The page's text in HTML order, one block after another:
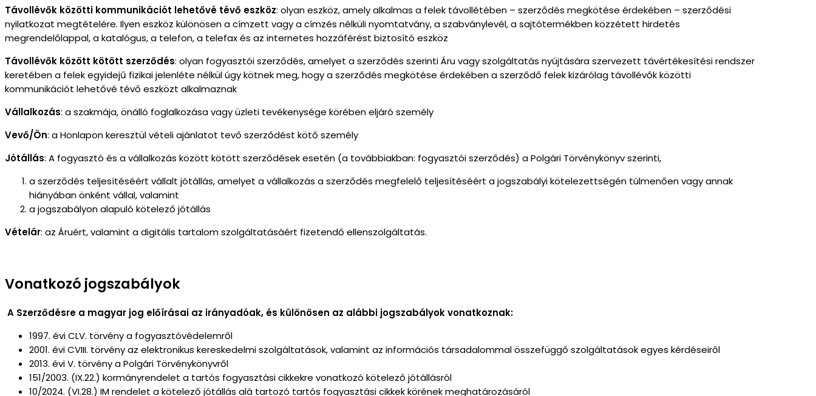
Távollévők közötti kommunikációt lehetővé tévő eszköz: olyan eszköz, amely alkalmas a felek távollétében – szerződés megkötése érdekében – szerződési
nyilatkozat megtételére. Ilyen eszköz különösen a címzett vagy a címzés nélküli nyomtatvány, a szabványlevél, a sajtótermékben közzétett hirdetés
megrendelőlappal, a katalógus, a telefon, a telefax és az internetes hozzáférést biztosító eszköz
Távollévők között kötött szerződés: olyan fogyasztói szerződés, amelyet a szerződés szerinti Áru vagy szolgáltatás nyújtására szervezett távértékesítési rendszer
keretében a felek egyidejű fizikai jelenléte nélkül úgy kötnek meg, hogy a szerződés megkötése érdekében a szerződő felek kizárólag távollévők közötti
kommunikációt lehetővé tévő eszközt alkalmaznak
Vállalkozás: a szakmája, önálló foglalkozása vagy üzleti tevékenysége körében eljáró személy
Vevő/Ön: a Honlapon keresztül vételi ajánlatot tevő szerződést kötő személy
Jótállás: A fogyasztó és a vállalkozás között kötött szerződések esetén (a továbbiakban: fogyasztói szerződés) a Polgári Törvénykönyv szerinti,
a szerződés teljesítéséért vállalt jótállás, amelyet a vállalkozás a szerződés megfelelő teljesítéséért a jogszabályi kötelezettségén túlmenően vagy annak
hiányában önként vállal, valamint
a jogszabályon alapuló kötelező jótállás
Vételár: az Áruért, valamint a digitális tartalom szolgáltatásáért fizetendő ellenszolgáltatás.
Vonatkozó jogszabályok
A Szerződésre a magyar jog előírásai az irányadóak, és különösen az alábbi jogszabályok vonatkoznak:
1997. évi CLV. törvény a fogyasztóvédelemről
2001. évi CVIII. törvény az elektronikus kereskedelmi szolgáltatások, valamint az információs társadalommal összefüggő szolgáltatások egyes kérdéseiről
2013. évi V. törvény a Polgári Törvénykönyvről
151/2003. (IX.22.) kormányrendelet a tartós fogyasztási cikkekre vonatkozó kötelező jótállásról
10/2024. (VI.28.) IM rendelet a kötelező jótállás alá tartozó tartós fogyasztási cikkek körének meghatározásáról